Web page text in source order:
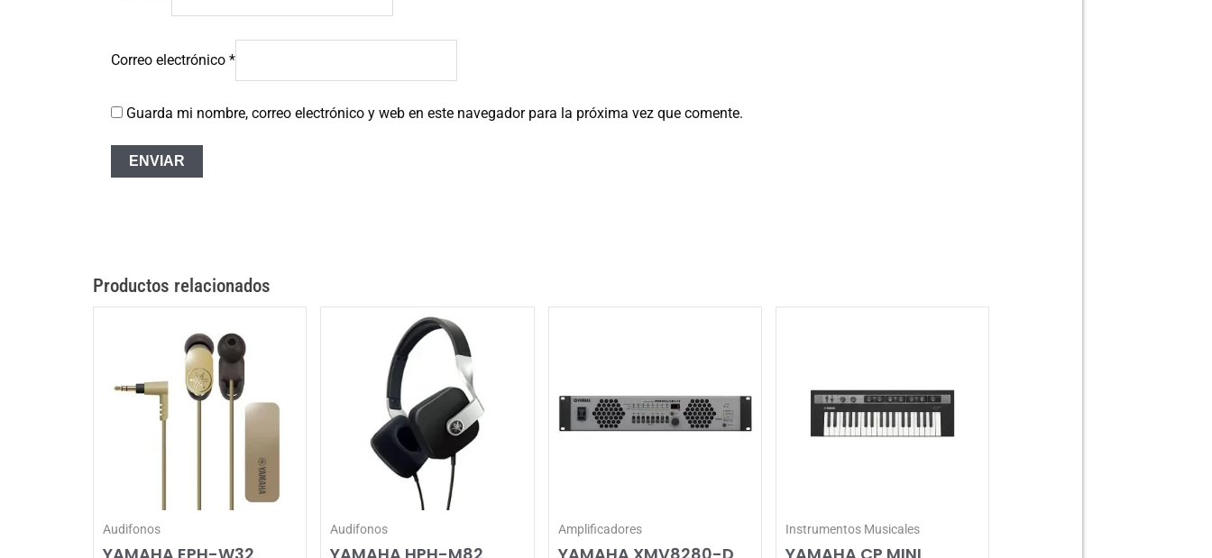
Correo electrónico *
Guarda mi nombre, correo electrónico y web en este navegador para la próxima vez que comente.
Productos relacionados
Audifonos Audifonos Amplificadores Instrumentos Musicales